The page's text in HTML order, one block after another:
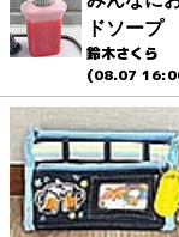
ドソープ
鈴木さくら
(08.07